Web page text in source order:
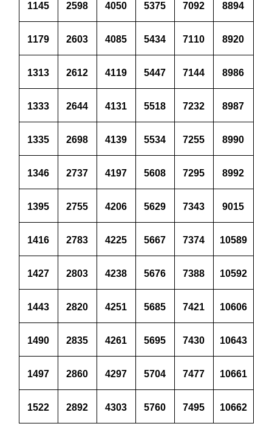
8894
7092
5375
4050
2598
1145
8920
7110
5434
4085
2603
1179
8986
7144
5447
4119
2612
1313
8987
7232
5518
4131
2644
1333
8990
7255
5534
4139
2698
1335
8992
7295
5608
4197
2737
1346
9015
7343
5629
4206
2755
1395
10589
7374
5667
4225
2783
1416
10592
7388
5676
4238
2803
1427
10606
7421
5685
4251
2820
1443
10643
7430
5695
4261
2835
1490
10661
7477
5704
4297
2860
1497
10662
7495
5760
4303
2892
1522